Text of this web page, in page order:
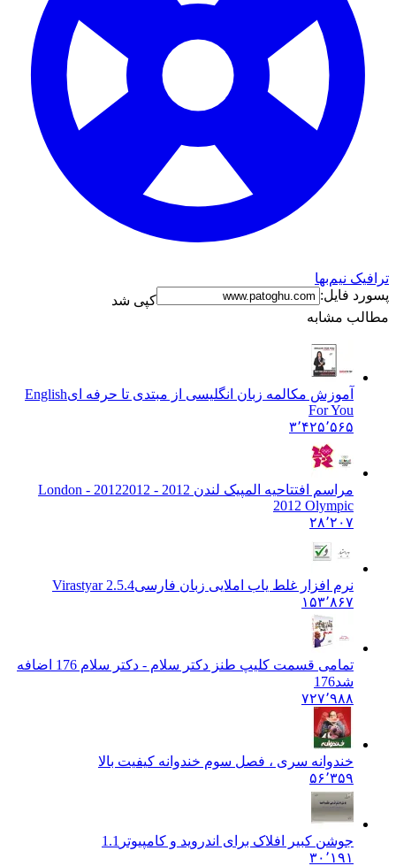
ترافیک نیم‌بها
پسورد فایل:
کپی شد
مطالب مشابه
آموزش مکالمه زبان انگلیسی از مبتدی تا حرفه ایEnglish
For You
۳٬۴۲۵٬۵۶۵
مراسم افتتاحیه المپیک لندن 2012 - 2012
2012 - London
2012 Olympic
۲۸٬۲۰۷
نرم افزار غلط یاب املایی زبان فارسیVirastyar 2.5.4
۱۵۳٬۸۶۷
تمامی قسمت کلیپ طنز دکتر سلام - دکتر سلام 176 اضافه
شد176
۷۲۷٬۹۸۸
خندوانه سری ، فصل سوم خندوانه کیفیت بالا
۵۶٬۳۵۹
جوشن کبیر افلاک برای اندروید و کامپیوتر 1.1
۳۰٬۱۹۱